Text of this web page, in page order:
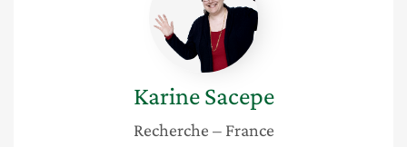
Karine Sacepe
Recherche – France